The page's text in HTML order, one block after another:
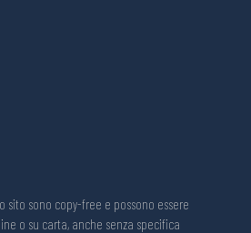
sito sono copy-free e possono essere
o su carta, anche senza specifica